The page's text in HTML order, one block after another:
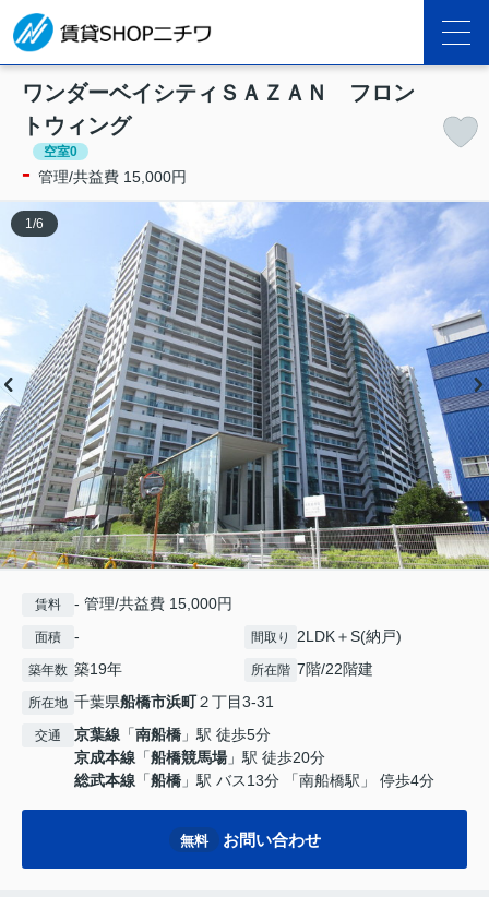
ワンダーベイシティＳＡＺＡＮ フロン
トウィング
空室0
- 管理/共益費 15,000円
1 /6
賃料 - 管理/共益費 15,000円
面積 - 間取り 2LDK＋S(納戸)
築年数 築19年 所在階 7階/22階建
所在地 千葉県船橋市浜町２丁目3-31
交通 京葉線 「南船橋 」駅 徒歩5分
京成本線 「船橋競馬場」駅 徒歩20分
総武本線 「船橋 」駅 バス13分 「南船橋駅」 停歩4分
無料 お問い合わせ